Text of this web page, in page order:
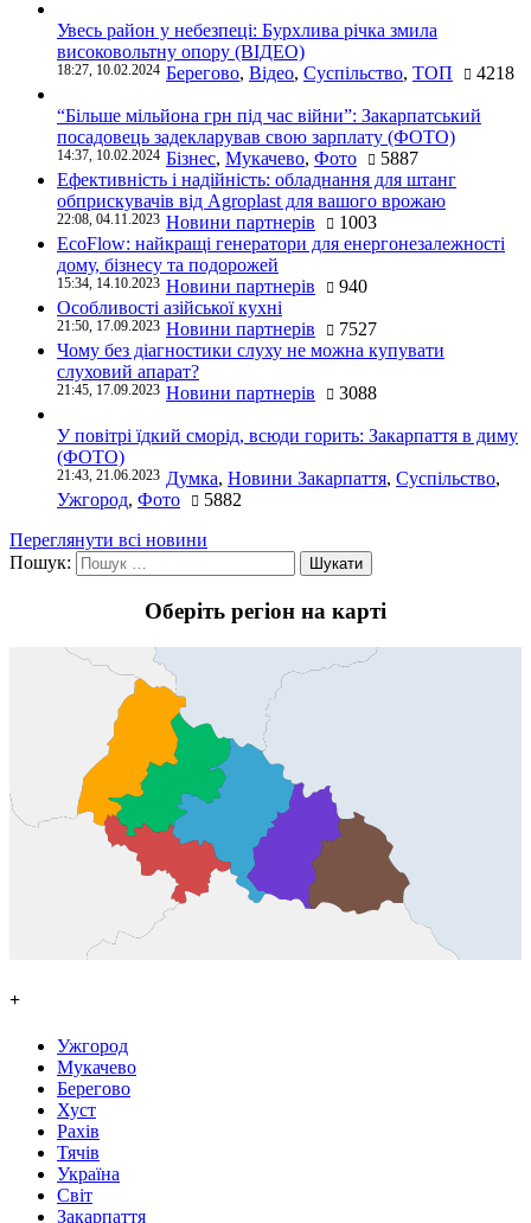
Увесь район у небезпеці: Бурхлива річка змила
високовольтну опору (ВІДЕО)
18:27, 10.02.2024 Берегово, Відео, Суспільство, ТОП 4218
“Більше мільйона грн під час війни”: Закарпатський
посадовець задекларував свою зарплату (ФОТО)
14:37, 10.02.2024 Бізнес, Мукачево, Фото
5887
Ефективність і надійність: обладнання для штанг
обприскувачів від Agroplast для вашого врожаю
22:08, 04.11.2023 Новини партнерів
1003
EcoFlow: найкращі генератори для енергонезалежності
дому, бізнесу та подорожей
15:34, 14.10.2023 Новини партнерів
940
Особливості азійської кухні
21:50, 17.09.2023 Новини партнерів
7527
Чому без діагностики слуху не можна купувати
слуховий апарат?
21:45, 17.09.2023 Новини партнерів 3088
У повітрі їдкий сморід, всюди горить: Закарпаття в диму
(ФОТО)
21:43, 21.06.2023 Думка, Новини Закарпаття, Суспільство,
Ужгород, Фото
5882
Переглянути всі новини
Пошук:
Оберіть регіон на карті
+
Ужгород
Мукачево
Берегово
Хуст
Рахів
Тячів
Україна
Світ
Закарпаття